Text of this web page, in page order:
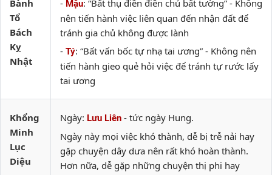
Bành
Tổ
Bách
Kỵ
Nhật
- Mậu: “Bất thụ điền điền chủ bất tường” - Không
nên tiến hành việc liên quan đến nhận đất để
tránh gia chủ không được lành
- Tý: “Bất vấn bốc tự nhạ tai ương” - Không nên
tiến hành gieo quẻ hỏi việc để tránh tự rước lấy
tai ương
Khổng
Minh
Lục
Diệu
Ngày: Lưu Liên - tức ngày Hung.
Ngày này mọi việc khó thành, dễ bị trễ nải hay
gặp chuyện dây dưa nên rất khó hoàn thành.
Hơn nữa, dễ gặp những chuyện thị phi hay